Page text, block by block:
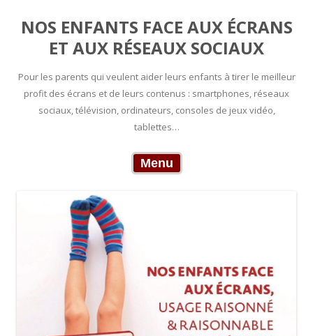
NOS ENFANTS FACE AUX ÉCRANS
ET AUX RÉSEAUX SOCIAUX
Pour les parents qui veulent aider leurs enfants à tirer le meilleur
profit des écrans et de leurs contenus : smartphones, réseaux
sociaux, télévision, ordinateurs, consoles de jeux vidéo,
tablettes…
Menu